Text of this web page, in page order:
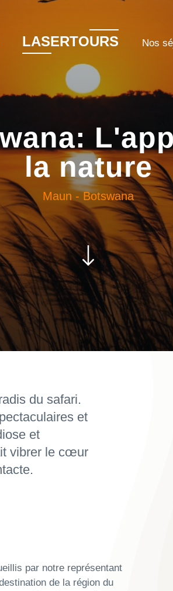
LASERTOURS Nos
la nature
Maun -Botswana
du safari.
et
et
vibrer le cœur
par notre représentant
de la région du